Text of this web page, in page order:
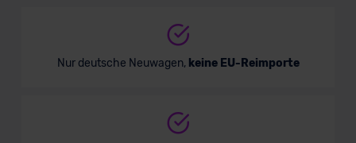
Nur deutsche Neuwagen, keine EU-Reimporte